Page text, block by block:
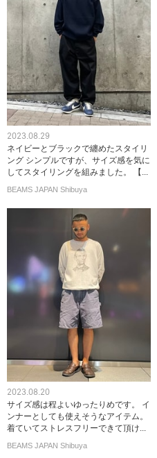
2023.08.29
ネイビーとブラックで纏めたスタイリ
ング シンプルですが、サイズ感を気に
してスタイリングを組みました。 【...
BEAMS JAPAN Shibuya
2023.08.20
サイズ感は程よいゆったりめです。 イ
ンナーとしても使えそうなアイテム。
着ていてストレスフリーできて頂け...
BEAMS JAPAN Shibuya